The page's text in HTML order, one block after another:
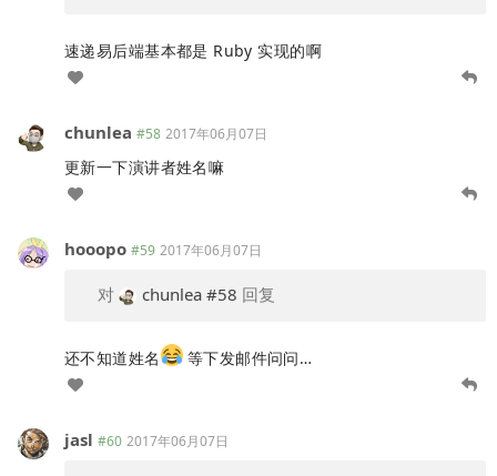
速递易后端基本都是 Ruby 实现的啊
chunlea #58 2017年06月07日
更新一下演讲者姓名嘛
hooopo #59 2017年06月07日
对 chunlea #58 回复
还不知道姓名 等下发邮件问问…
jasl #60 2017年06月07日